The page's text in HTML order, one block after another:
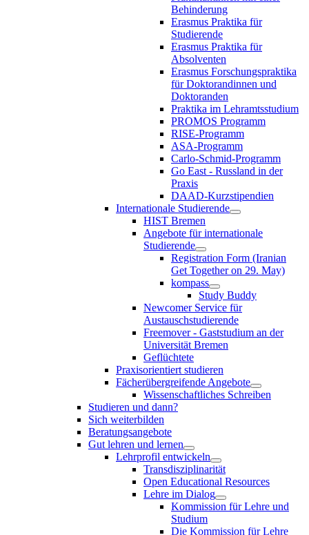
Behinderung
Erasmus Praktika für
Studierende
Erasmus Praktika für
Absolventen
Erasmus Forschungspraktika
für Doktorandinnen und
Doktoranden
Praktika im Lehramtsstudium
PROMOS Programm
RISE-Programm
ASA-Programm
Carlo-Schmid-Programm
Go East - Russland in der
Praxis
DAAD-Kurzstipendien
Internationale Studierende
HIST Bremen
Angebote für internationale
Studierende
Registration Form (Iranian
Get Together on 29. May)
kompass
Study Buddy
Newcomer Service für
Austauschstudierende
Freemover - Gaststudium an der
Universität Bremen
Geflüchtete
Praxisorientiert studieren
Fächerübergreifende Angebote
Wissenschaftliches Schreiben
Studieren und dann?
Sich weiterbilden
Beratungsangebote
Gut lehren und lernen
Lehrprofil entwickeln
Transdisziplinarität
Open Educational Resources
Lehre im Dialog
Kommission für Lehre und
Studium
Die Kommission für Lehre